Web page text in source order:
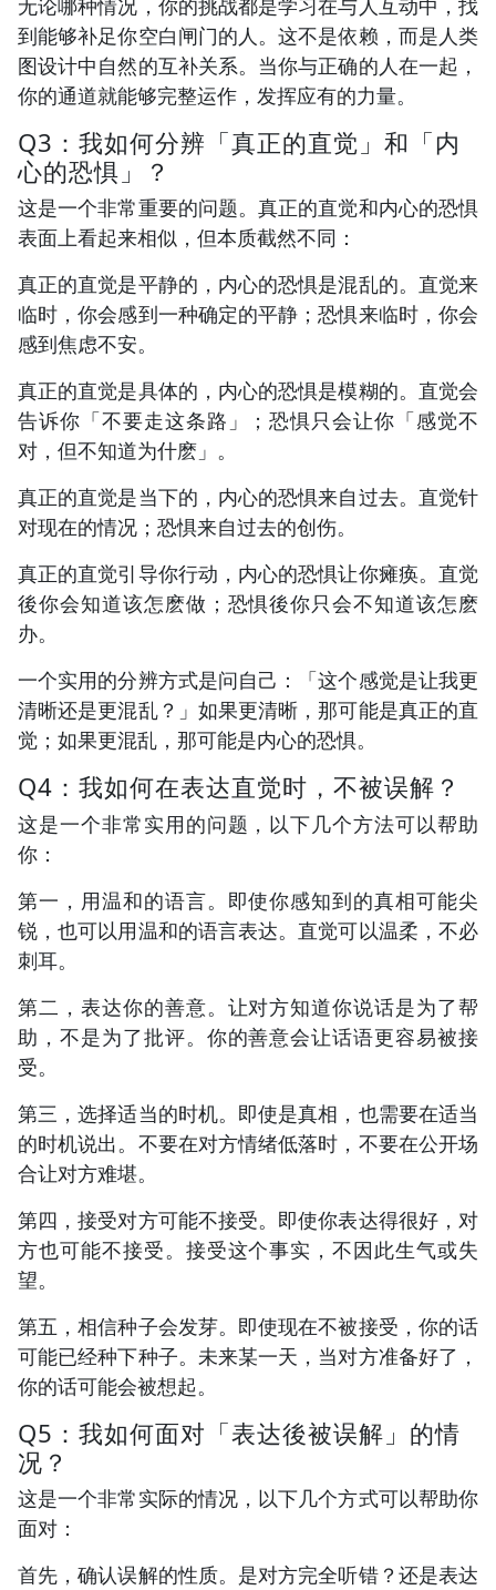
无论哪种情况，你的挑战都是学习在与人互动中，找
到能够补足你空白闸门的人。这不是依赖，而是人类
图设计中自然的互补关系。当你与正确的人在一起，
你的通道就能够完整运作，发挥应有的力量。
Q3：我如何分辨「真正的直觉」和「内
心的恐惧」？
这是一个非常重要的问题。真正的直觉和内心的恐惧
表面上看起来相似，但本质截然不同：
真正的直觉是平静的，内心的恐惧是混乱的。直觉来
临时，你会感到一种确定的平静；恐惧来临时，你会
感到焦虑不安。
真正的直觉是具体的，内心的恐惧是模糊的。直觉会
告诉你「不要走这条路」；恐惧只会让你「感觉不
对，但不知道为什麽」。
真正的直觉是当下的，内心的恐惧来自过去。直觉针
对现在的情况；恐惧来自过去的创伤。
真正的直觉引导你行动，内心的恐惧让你瘫痪。直觉
後你会知道该怎麽做；恐惧後你只会不知道该怎麽
办。
一个实用的分辨方式是问自己：「这个感觉是让我更
清晰还是更混乱？」如果更清晰，那可能是真正的直
觉；如果更混乱，那可能是内心的恐惧。
Q4：我如何在表达直觉时，不被误解？
这是一个非常实用的问题，以下几个方法可以帮助
你：
第一，用温和的语言。即使你感知到的真相可能尖
锐，也可以用温和的语言表达。直觉可以温柔，不必
刺耳。
第二，表达你的善意。让对方知道你说话是为了帮
助，不是为了批评。你的善意会让话语更容易被接
受。
第三，选择适当的时机。即使是真相，也需要在适当
的时机说出。不要在对方情绪低落时，不要在公开场
合让对方难堪。
第四，接受对方可能不接受。即使你表达得很好，对
方也可能不接受。接受这个事实，不因此生气或失
望。
第五，相信种子会发芽。即使现在不被接受，你的话
可能已经种下种子。未来某一天，当对方准备好了，
你的话可能会被想起。
Q5：我如何面对「表达後被误解」的情
况？
这是一个非常实际的情况，以下几个方式可以帮助你
面对：
首先，确认误解的性质。是对方完全听错？还是表达